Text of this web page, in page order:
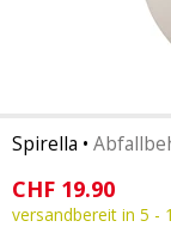
Spirella •
CHF 19.90
versandbereit in 5 -